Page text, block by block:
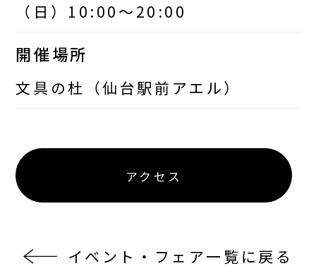
（日）10:00～20:00
開催場所
文具の杜（仙台駅前アエル）
アクセス
イベント・フェア一覧に戻る